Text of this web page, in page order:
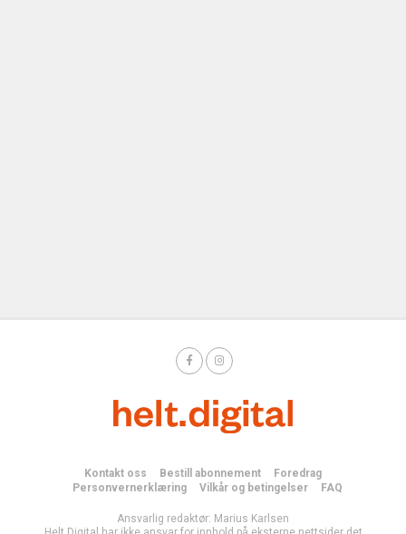
Kontakt oss Bestill abonnement
Foredrag
Personvernerklæring
Vilkår og betingelser FAQ
Ansvarlig redaktør: Marius Karlsen